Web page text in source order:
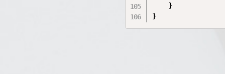
    }